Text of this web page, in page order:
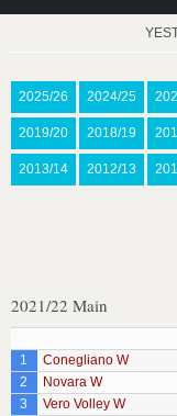
2025/26 2024/25
2019/20 2018/19
2013/14 2012/13
2021/22 Main
1
Conegliano W
2
Novara W
3
Vero Volley W